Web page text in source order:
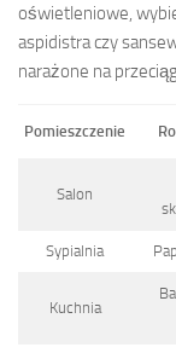
oświetleniowe,
aspidistra czy
narażone na
Pomieszczenie
Salon
Sypialnia
Kuchnia